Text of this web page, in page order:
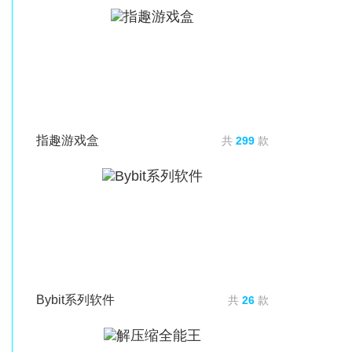
指趣游戏盒 共 299 款
Bybit系列软件 共 26 款